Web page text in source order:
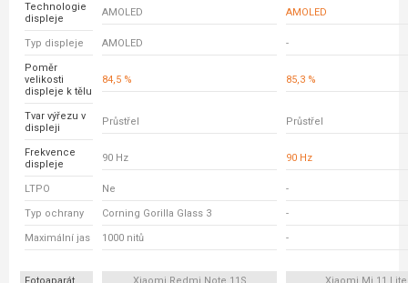
Technologie
displeje
AMOLED AMOLED
Typ displeje AMOLED -
Poměr
velikosti
displeje k tělu
84,5 % 85,3 %
Tvar výřezu v
displeji
Průstřel Průstřel
Frekvence
displeje
90 Hz 90 Hz
LTPO Ne -
Typ ochrany Corning Gorilla Glass 3 -
Maximální jas 1000 nitů -